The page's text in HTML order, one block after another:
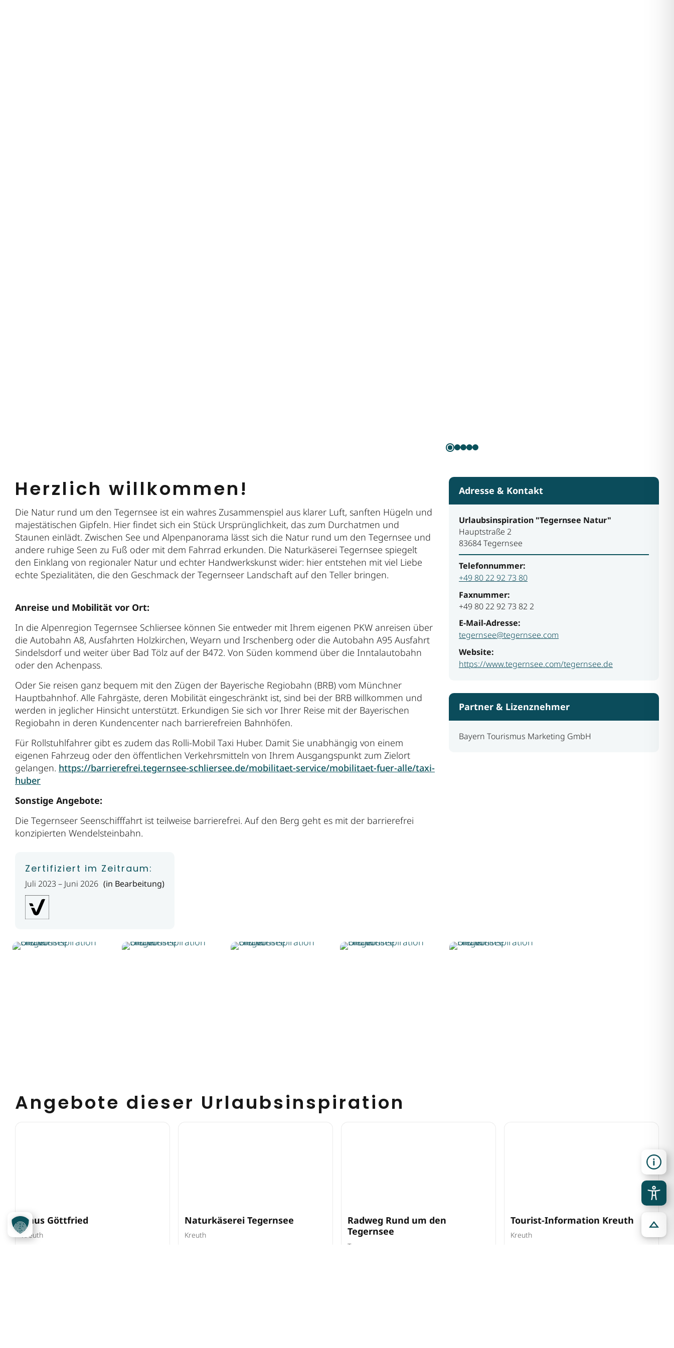
Herzlich willkommen!
Die Natur rund um den Tegernsee ist ein wahres Zusammenspiel aus klarer Luft, sanften Hügeln und
majestätischen Gipfeln. Hier findet sich ein Stück Ursprünglichkeit, das zum Durchatmen und
Staunen einlädt. Zwischen See und Alpenpanorama lässt sich die Natur rund um den Tegernsee und
andere ruhige Seen zu Fuß oder mit dem Fahrrad erkunden. Die Naturkäserei Tegernsee spiegelt
den Einklang von regionaler Natur und echter Handwerkskunst wider: hier entstehen mit viel Liebe
echte Spezialitäten, die den Geschmack der Tegernseer Landschaft auf den Teller bringen.
Anreise und Mobilität vor Ort:
In die Alpenregion Tegernsee Schliersee können Sie entweder mit Ihrem eigenen PKW anreisen über
die Autobahn A8, Ausfahrten Holzkirchen, Weyarn und Irschenberg oder die Autobahn A95 Ausfahrt
Sindelsdorf und weiter über Bad Tölz auf der B472. Von Süden kommend über die Inntalautobahn
oder den Achenpass.
Oder Sie reisen ganz bequem mit den Zügen der Bayerische Regiobahn (BRB) vom Münchner
Hauptbahnhof. Alle Fahrgäste, deren Mobilität eingeschränkt ist, sind bei der BRB willkommen und
werden in jeglicher Hinsicht unterstützt. Erkundigen Sie sich vor Ihrer Reise mit der Bayerischen
Regiobahn in deren Kundencenter nach barrierefreien Bahnhöfen.
Für Rollstuhlfahrer gibt es zudem das Rolli-Mobil Taxi Huber. Damit Sie unabhängig von einem
eigenen Fahrzeug oder den öffentlichen Verkehrsmitteln von Ihrem Ausgangspunkt zum Zielort
gelangen. https://barrierefrei.tegernsee-schliersee.de/mobilitaet-service/mobilitaet-fuer-alle/taxi-
huber
Sonstige Angebote:
Die Tegernseer Seenschifffahrt ist teilweise barrierefrei. Auf den Berg geht es mit der barrierefrei
konzipierten Wendelsteinbahn.
Zertifiziert im Zeitraum:
Juli 2023 – Juni 2026 (in Bearbeitung)
Adresse & Kontakt
Urlaubsinspiration "Tegernsee Natur"
Hauptstraße 2
83684 Tegernsee
Telefonnummer:
+49 80 22 92 73 80
Faxnummer:
+49 80 22 92 73 82 2
E-Mail-Adresse:
tegernsee@tegernsee.com
Website:
https://www.tegernsee.com/tegernsee.de
Partner & Lizenznehmer
Bayern Tourismus Marketing GmbH
Angebote dieser Urlaubsinspiration
Haus Göttfried
Kreuth
Naturkäserei Tegernsee
Kreuth
Radweg Rund um den
Tegernsee
Tegernsee
Tourist-Information Kreuth
Kreuth